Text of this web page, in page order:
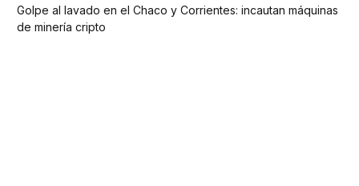
Golpe al lavado en el Chaco y Corrientes: incautan máquinas
de minería cripto